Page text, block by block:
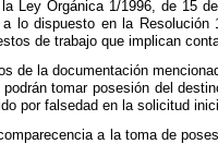
Ley Orgánica 1/1996, de 15
lo dispuesto en la
de trabajo que implican
de la documentación
tomar posesión del
por falsedad en la solicitud
a la toma de